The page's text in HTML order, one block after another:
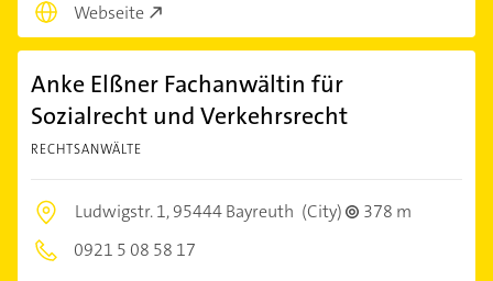
Webseite
Anke Elßner Fachanwältin für
Sozialrecht und Verkehrsrecht
RECHTSANWÄLTE
Ludwigstr. 1,95444 Bayreuth (City)
378 m
0921 5 08 58 17